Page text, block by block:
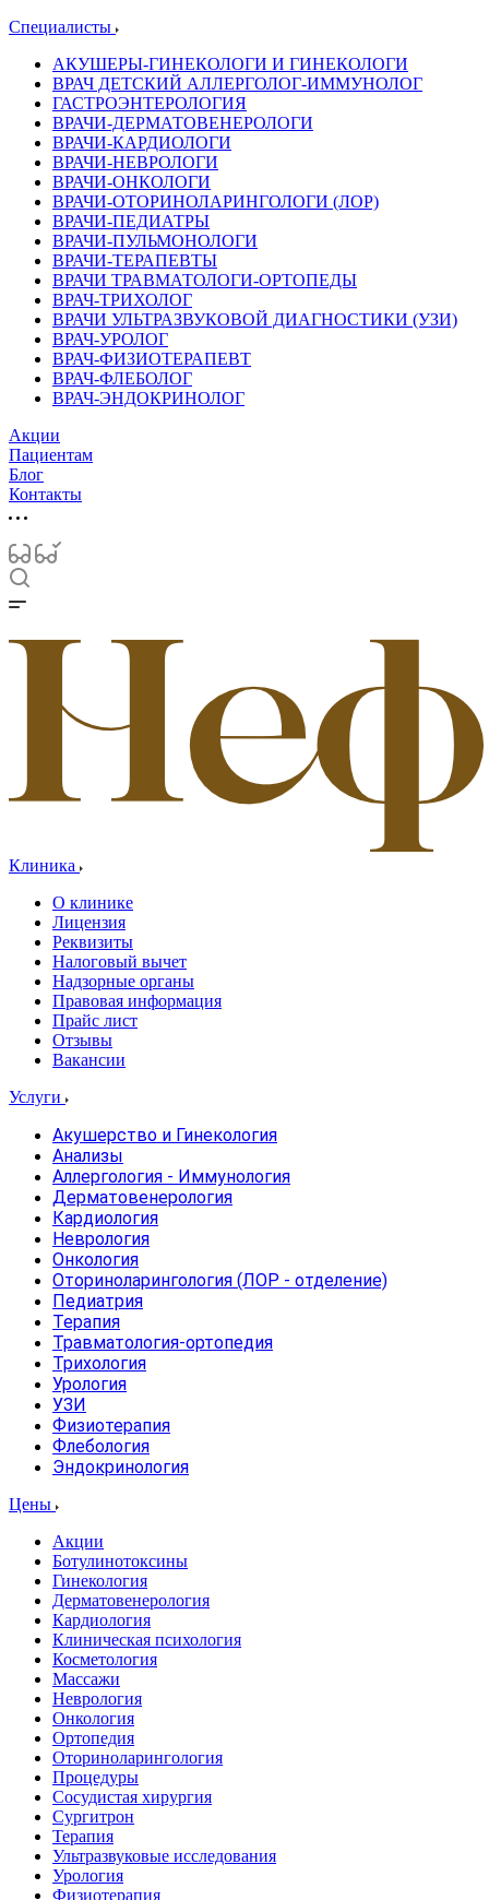
Специалисты
АКУШЕРЫ-ГИНЕКОЛОГИ И ГИНЕКОЛОГИ
ВРАЧ ДЕТСКИЙ АЛЛЕРГОЛОГ-ИММУНОЛОГ
ГАСТРОЭНТЕРОЛОГИЯ
ВРАЧИ-ДЕРМАТОВЕНЕРОЛОГИ
ВРАЧИ-КАРДИОЛОГИ
ВРАЧИ-НЕВРОЛОГИ
ВРАЧИ-ОНКОЛОГИ
ВРАЧИ-ОТОРИНОЛАРИНГОЛОГИ (ЛОР)
ВРАЧИ-ПЕДИАТРЫ
ВРАЧИ-ПУЛЬМОНОЛОГИ
ВРАЧИ-ТЕРАПЕВТЫ
ВРАЧИ ТРАВМАТОЛОГИ-ОРТОПЕДЫ
ВРАЧ-ТРИХОЛОГ
ВРАЧИ УЛЬТРАЗВУКОВОЙ ДИАГНОСТИКИ (УЗИ)
ВРАЧ-УРОЛОГ
ВРАЧ-ФИЗИОТЕРАПЕВТ
ВРАЧ-ФЛЕБОЛОГ
ВРАЧ-ЭНДОКРИНОЛОГ
Акции
Пациентам
Блог
Контакты
Клиника
О клинике
Лицензия
Реквизиты
Налоговый вычет
Надзорные органы
Правовая информация
Прайс лист
Отзывы
Вакансии
Услуги
Акушерство и Гинекология
Анализы
Аллергология - Иммунология
Дерматовенерология
Кардиология
Неврология
Онкология
Оториноларингология (ЛОР - отделение)
Педиатрия
Терапия
Травматология-ортопедия
Трихология
Урология
УЗИ
Физиотерапия
Флебология
Эндокринология
Цены
Акции
Ботулинотоксины
Гинекология
Дерматовенерология
Кардиология
Клиническая психология
Косметология
Массажи
Неврология
Онкология
Ортопедия
Оториноларингология
Процедуры
Сосудистая хирургия
Сургитрон
Терапия
Ультразвуковые исследования
Урология
Физиотерапия